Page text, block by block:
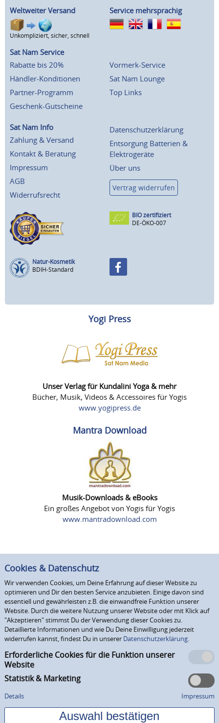
Weltweiter Versand
Unkompliziert, sicher, schnell
Service mehrsprachig
Sat Nam Service
Rabatte bis 20%
Händler-Konditionen
Partner-Programm
Geschenk-Gutscheine
Vormerk-Service
Sat Nam Lounge
Top Links
Sat Nam Info
Zahlung & Versand
Kontakt & Beratung
Impressum
AGB
Widerrufsrecht
Datenschutzerklärung
Entsorgung Batterien &
Elektrogeräte
Über uns
Vertrag widerrufen
BIO zertifiziert
DE-ÖKO-007
Natur-Kosmetik
BDIH-Standard
Yogi Press
Unser Verlag für Kundalini Yoga & mehr
Bücher, Musik, Videos & Accessoires für Yogis
www.yogipress.de
Mantra Download
Musik-Downloads & eBooks
Ein großes Angebot von Yogis für Yogis
www.mantradownload.com
Cookies & Datenschutz
Wir verwenden Cookies, um Deine Erfahrung auf dieser Website zu
optimieren und Dir den besten Service anzubieten. Einige davon sind
essentiell und gewährleisten z.B. die einwandfreie Funktion unserer
Website. Durch die weitere Nutzung unserer Website oder mit Klick auf
"Akzeptieren" stimmst Du der Verwendung dieser Cookies zu.
Detaillierte Informationen und wie Du Deine Einwilligung jederzeit
widerrufen kannst, findest Du in unserer Datenschutzerklärung.
Erforderliche Cookies für die Funktion unserer
Website
Statistik & Marketing
Details Impressum